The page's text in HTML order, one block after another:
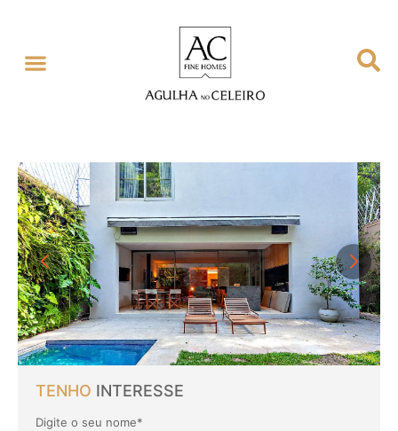
TENHO INTERESSE
Digite o seu nome*